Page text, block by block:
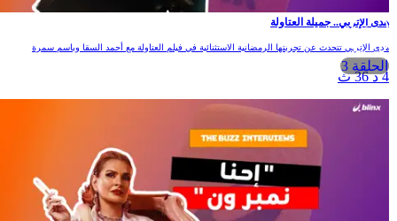
الحلقة 3
هدى الإتربي.. جميلة العتاولة
هدى الإتربي تتحدث عن تجربتها الرمضانية الاستثنائية في فيلم العتاولة مع أحمد السقا وباسم سمرة